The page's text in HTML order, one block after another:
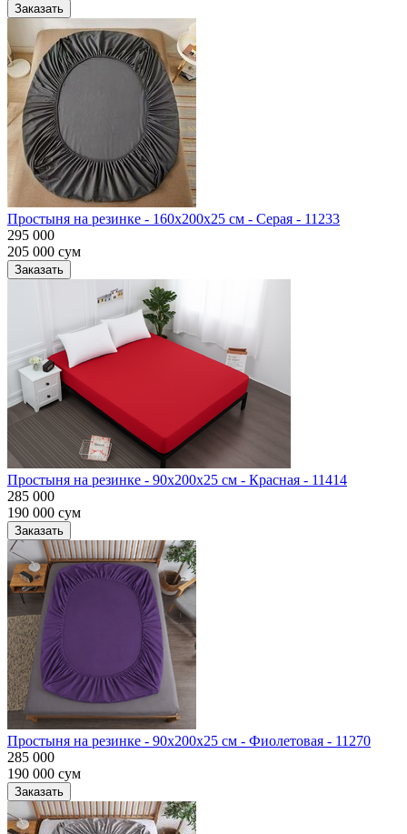
Заказать
Простыня на резинке - 160x200x25 cм - Серая - 11233
295 000
205 000 сум
Заказать
Простыня на резинке - 90x200x25 cм - Красная - 11414
285 000
190 000 сум
Заказать
Простыня на резинке - 90x200x25 cм - Фиолетовая - 11270
285 000
190 000 сум
Заказать